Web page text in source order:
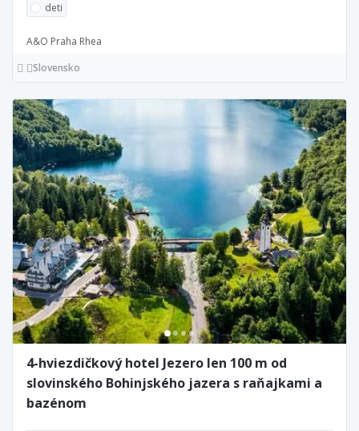
deti
A&O Praha Rhea
Slovensko
4-hviezdičkový hotel Jezero len 100 m od
slovinského Bohinjského jazera s raňajkami a
bazénom